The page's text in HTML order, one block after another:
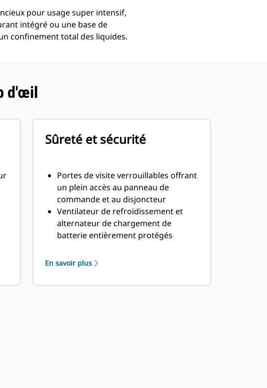
pour usage super intensif,
intégré ou une base de
confinement total des liquides.
d'œil
Sûreté et sécurité
Portes de visite verrouillables offrant
un plein accès au panneau de
commande et au disjoncteur
Ventilateur de refroidissement et
alternateur de chargement de
batterie entièrement protégés
orifice de remplissage d'huile et
batterie protégés par des accès
verrouillables
En savoir plus